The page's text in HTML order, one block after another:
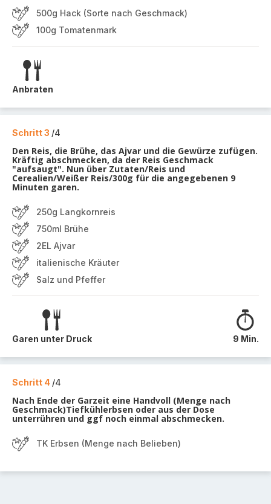
500g Hack (Sorte nach Geschmack)
100g Tomatenmark
Anbraten
Schritt 3 /4
Den Reis, die Brühe, das Ajvar und die Gewürze zufügen.
Kräftig abschmecken, da der Reis Geschmack
"aufsaugt". Nun über Zutaten/Reis und
Cerealien/Weißer Reis/300g für die angegebenen 9
Minuten garen.
250g Langkornreis
750ml Brühe
2EL Ajvar
italienische Kräuter
Salz und Pfeffer
Garen unter Druck 9 Min.
Schritt 4 /4
Nach Ende der Garzeit eine Handvoll (Menge nach
Geschmack)Tiefkühlerbsen oder aus der Dose
unterrühren und ggf noch einmal abschmecken.
TK Erbsen (Menge nach Belieben)